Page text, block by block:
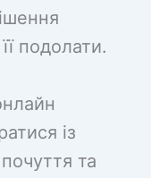
подолати.
із
та